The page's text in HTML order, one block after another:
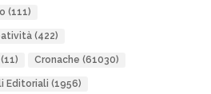
(111)
(422)
(11) Cronache (61030)
Editoriali (1956)